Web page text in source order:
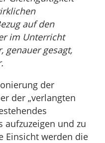
auf den
im Unterricht
genauer gesagt,
der
der „verlangten
aufzuzeigen und zu
Einsicht werden die